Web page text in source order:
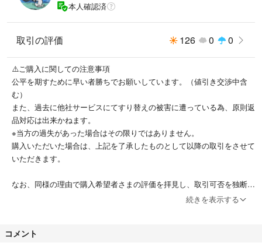
本人確認済
取引の評価 126 0 0
⚠️ご購入に関しての注意事項
公平を期すために早い者勝ちでお願いしています。（値引き交渉中含
む）
また、過去に他社サービスにてすり替えの被害に遭っている為、原則返
品対応は出来かねます。
※当方の過失があった場合はその限りではありません。
購入いただいた場合は、上記を了承したものとして以降の取引をさせて
いただきます。
なお、同様の理由で購入希望者さまの評価を拝見し、取引可否を独断で
判断させていただきますので併せてご了承ください。
ればと思っております。
続きを表示する
コメント